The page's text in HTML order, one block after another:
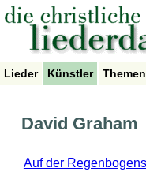
Lieder Künstler Themen
David Graham
Auf der